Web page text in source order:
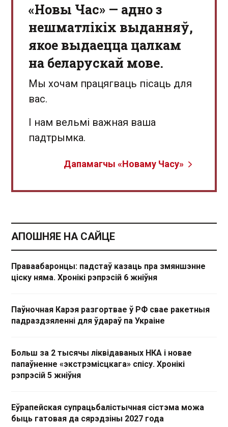
«Новы Час» — адно з
нешматлікіх выданняў,
якое выдаецца цалкам
на беларускай мове.
Мы хочам працягваць пісаць для
вас.
І нам вельмі важная ваша
падтрымка.
Дапамагчы «Новаму Часу»
АПОШНЯЕ НА САЙЦЕ
Праваабаронцы: падстаў казаць пра змяншэнне
ціску няма. Хронікі рэпрэсій 6 жніўня
Паўночная Карэя разгортвае ў РФ свае ракетныя
падраздзяленні для ўдараў па Украіне
Больш за 2 тысячы ліквідаваных НКА і новае
папаўненне «экстрэмісцкага» спісу. Хронікі
рэпрэсій 5 жніўня
Еўрапейская супрацьбалістычная сістэма можа
быць гатовая да сярэдзіны 2027 года